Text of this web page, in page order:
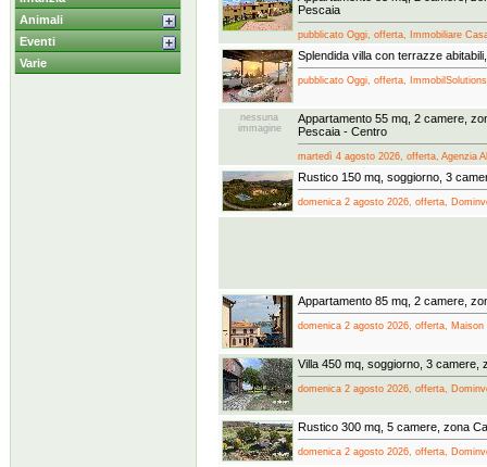
Animali
Eventi
Varie
Pescaia
pubblicato Oggi, offerta, Immobiliare
Splendida villa con terrazze
pubblicato Oggi, offerta, ImmobilSolutions
nessuna
immagine
Appartamento 55 mq, 2 camere,
Pescaia - Centro
martedì 4 agosto 2026, offerta, Agenzia
Rustico 150 mq, soggiorno, 3
domenica 2 agosto 2026, offerta,
Appartamento 85 mq, 2 camere,
domenica 2 agosto 2026, offerta, Maison
Villa 450 mq, soggiorno, 3 camere,
domenica 2 agosto 2026, offerta,
Rustico 300 mq, 5 camere, zona
domenica 2 agosto 2026, offerta,